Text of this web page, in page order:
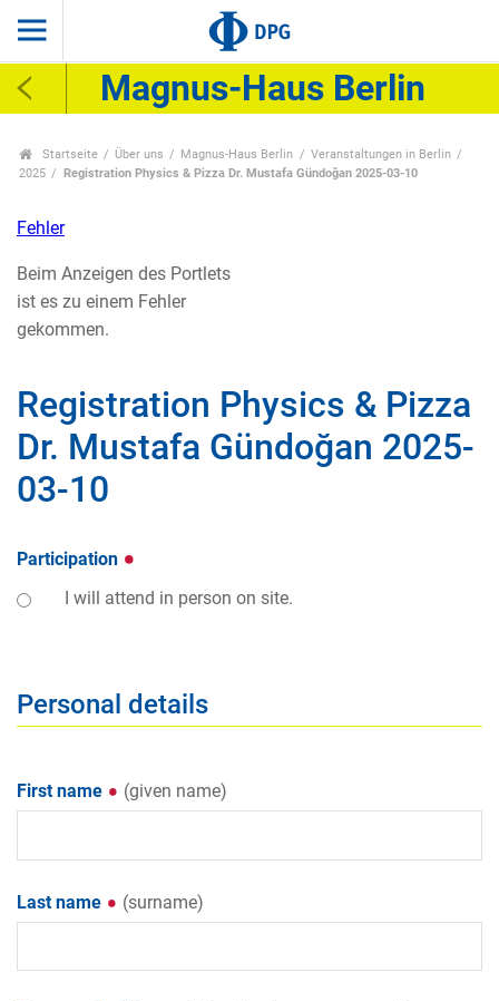
Magnus-Haus Berlin
Startseite Über uns Magnus-Haus Berlin
Veranstaltungen in Berlin
2025
Registration Physics & Pizza Dr. Mustafa Gündoğan 2025-03-10
Fehler
Beim Anzeigen des Portlets
ist es zu einem Fehler
gekommen.
Registration Physics & Pizza
Dr. Mustafa Gündoğan 2025-
03-10
Participation
I will attend in person on site.
Personal details
First name (given name)
Last name (surname)